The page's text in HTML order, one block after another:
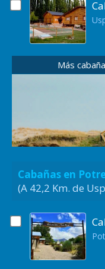
Más
Cabañas en
(A 42,2 Km. de